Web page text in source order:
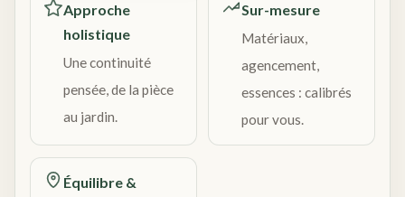
Approche
holistique
Une continuité
pensée, de la pièce
au jardin.
Sur-mesure
Matériaux,
agencement,
essences : calibrés
pour vous.
Équilibre &